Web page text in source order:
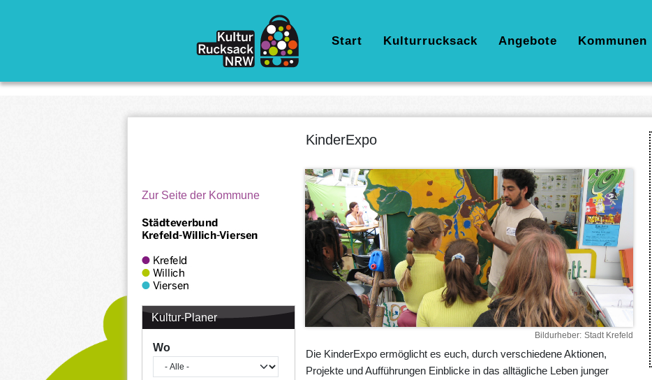
Hauptnavigation
Start Kulturrucksack Angebote Kommunen
Zur Seite der Kommune
Kultur-Planer
Wo
KinderExpo
Bildurheber Stadt Krefeld
Die KinderExpo ermöglicht es euch, durch verschiedene Aktionen,
Projekte und Aufführungen Einblicke in das alltägliche Leben junger